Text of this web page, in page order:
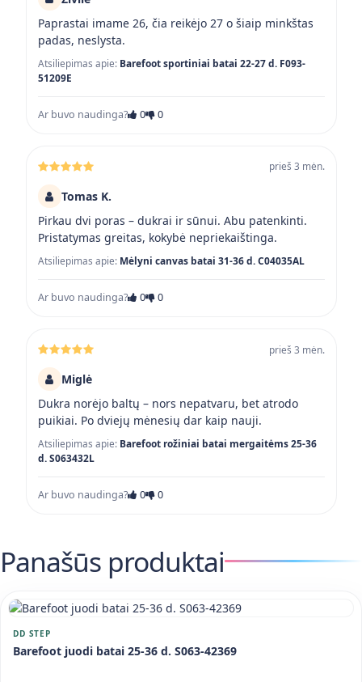
Paprastai imame 26, čia reikėjo 27 o šiaip minkštas
padas, neslysta.
Atsiliepimas apie: Barefoot sportiniai batai 22-27 d. F093-
51209E
Ar buvo naudinga? 0 0
prieš 3 mėn.
Tomas K.
Pirkau dvi poras – dukrai ir sūnui. Abu patenkinti.
Pristatymas greitas, kokybė nepriekaištinga.
Atsiliepimas apie: Mėlyni canvas batai 31-36 d. C04035AL
Ar buvo naudinga? 0 0
prieš 3 mėn.
Miglė
Dukra norėjo baltų – nors nepatvaru, bet atrodo
puikiai. Po dviejų mėnesių dar kaip nauji.
Atsiliepimas apie: Barefoot rožiniai batai mergaitėms 25-36
d. S063432L
Ar buvo naudinga? 0 0
Panašūs produktai
DD STEP
Barefoot juodi batai 25-36 d. S063-42369